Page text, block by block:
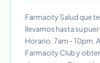
Farmacity Salud que
llevamos hasta su
Horario: 7am - 10pm.
Farmacity Club y